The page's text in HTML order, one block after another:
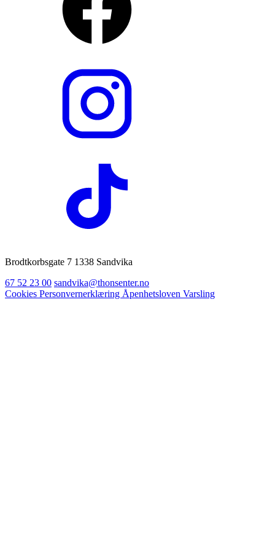
Brodtkorbsgate 7 1338 Sandvika
67 52 23 00 sandvika@thonsenter.no
Cookies Personvernerklæring Åpenhetsloven Varsling